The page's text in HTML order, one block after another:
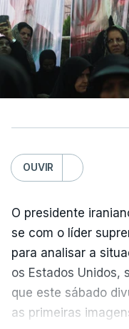
OUVIR
O presidente
se com o líder
para analisar a
os Estados Unidos,
que este sábado
as primeiras